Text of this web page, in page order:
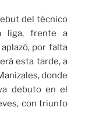
del técnico
liga, frente a
por falta
esta tarde, a
donde
debuto en el
con triunfo